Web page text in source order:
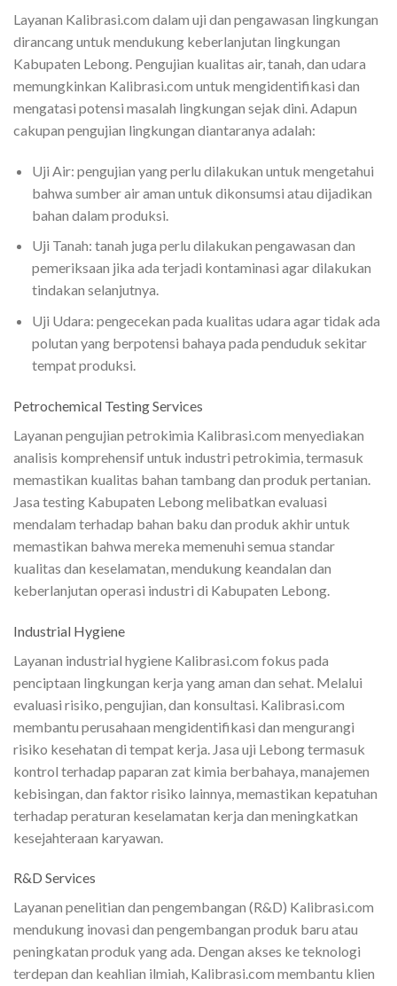
Layanan Kalibrasi.com dalam uji dan pengawasan lingkungan
dirancang untuk mendukung keberlanjutan lingkungan
Kabupaten Lebong. Pengujian kualitas air, tanah, dan udara
memungkinkan Kalibrasi.com untuk mengidentifikasi dan
mengatasi potensi masalah lingkungan sejak dini. Adapun
cakupan pengujian lingkungan diantaranya adalah:
Uji Air: pengujian yang perlu dilakukan untuk mengetahui
bahwa sumber air aman untuk dikonsumsi atau dijadikan
bahan dalam produksi.
Uji Tanah: tanah juga perlu dilakukan pengawasan dan
pemeriksaan jika ada terjadi kontaminasi agar dilakukan
tindakan selanjutnya.
Uji Udara: pengecekan pada kualitas udara agar tidak ada
polutan yang berpotensi bahaya pada penduduk sekitar
tempat produksi.
Petrochemical Testing Services
Layanan pengujian petrokimia Kalibrasi.com menyediakan
analisis komprehensif untuk industri petrokimia, termasuk
memastikan kualitas bahan tambang dan produk pertanian.
Jasa testing Kabupaten Lebong melibatkan evaluasi
mendalam terhadap bahan baku dan produk akhir untuk
memastikan bahwa mereka memenuhi semua standar
kualitas dan keselamatan, mendukung keandalan dan
keberlanjutan operasi industri di Kabupaten Lebong.
Industrial Hygiene
Layanan industrial hygiene Kalibrasi.com fokus pada
penciptaan lingkungan kerja yang aman dan sehat. Melalui
evaluasi risiko, pengujian, dan konsultasi. Kalibrasi.com
membantu perusahaan mengidentifikasi dan mengurangi
risiko kesehatan di tempat kerja. Jasa uji Lebong termasuk
kontrol terhadap paparan zat kimia berbahaya, manajemen
kebisingan, dan faktor risiko lainnya, memastikan kepatuhan
terhadap peraturan keselamatan kerja dan meningkatkan
kesejahteraan karyawan.
R&D Services
Layanan penelitian dan pengembangan (R&D) Kalibrasi.com
mendukung inovasi dan pengembangan produk baru atau
peningkatan produk yang ada. Dengan akses ke teknologi
terdepan dan keahlian ilmiah, Kalibrasi.com membantu klien